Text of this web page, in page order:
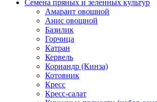
Семена пряных и зеленных культур
Амарант овощной
Анис овощной
Базилик
Горчица
Катран
Кервель
Кориандр (Кинза)
Котовник
Кресс
Кресс-салат